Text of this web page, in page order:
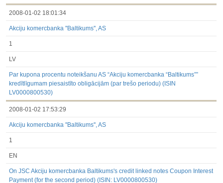
2008-01-02 18:01:34
Akciju komercbanka ''Baltikums'', AS
1
LV
Par kupona procentu noteikšanu AS “Akciju komercbanka “Baltikums””
kredītlīgumam piesaistīto obligācijām (par trešo periodu) (ISIN
LV0000800530)
2008-01-02 17:53:29
Akciju komercbanka ''Baltikums'', AS
1
EN
On JSC Akciju komercbanka Baltikums's credit linked notes Coupon Interest
Payment (for the second period) (ISIN: LV0000800530)